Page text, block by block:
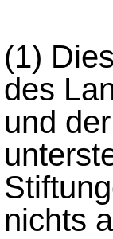
(1)
des
und
nichts